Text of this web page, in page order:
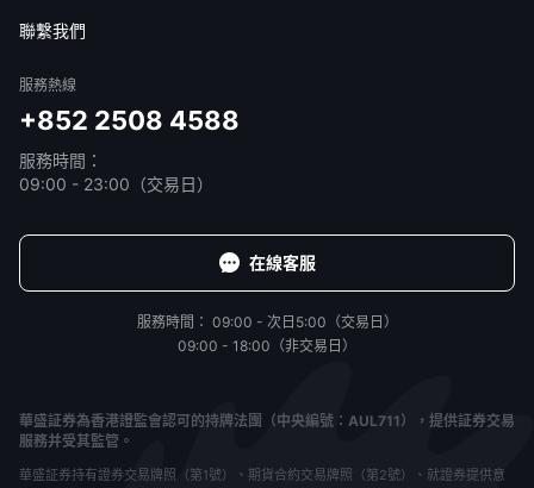
聯繫我們
服務熱線
+852 2508 4588
服務時間：
09:00 - 23:00（交易日）
在線客服
服務時間： 09:00 - 次日5:00（交易日）
09:00 - 18:00（非交易日）
華盛証券為香港證監會認可的持牌法團（中央編號：AUL711），提供証券交易
服務并受其監管。
華盛証券持有證券交易牌照（第1號）、期貨合約交易牌照（第2號）、就證券提供意